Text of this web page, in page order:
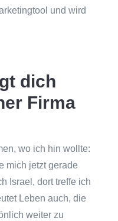
und wird
dich
Firma
wo ich hin wollte:
mich jetzt gerade
Israel, dort treffe ich
Leben auch, die
weiter zu